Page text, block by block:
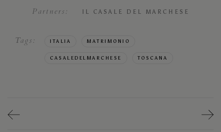
Partners: IL CASALE DEL MARCHESE
Tags: ITALIA MATRIMONIO
CASALEDELMARCHESE TOSCANA